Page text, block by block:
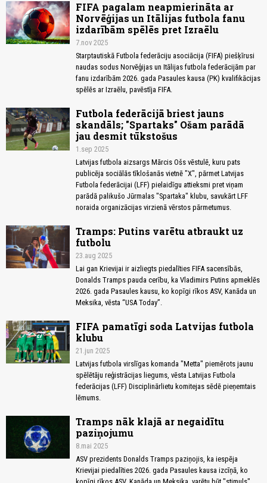
FIFA pagalam neapmierināta ar
Norvēģijas un Itālijas futbola fanu
izdarībām spēlēs pret Izraēlu
7.nov 2025
Starptautiskā Futbola federāciju asociācija (FIFA) piešķīrusi
naudas sodus Norvēģijas un Itālijas futbola federācijām par
fanu izdarībām 2026. gada Pasaules kausa (PK) kvalifikācijas
spēlēs ar Izraēlu, pavēstīja FIFA.
Futbola federācijā briest jauns
skandāls; "Spartaks" Ošam parādā
jau desmit tūkstošus
1.sep 2025
Latvijas futbola aizsargs Mārcis Ošs vēstulē, kuru pats
publicēja sociālās tīklošanās vietnē "X", pārmet Latvijas
Futbola federācijai (LFF) pielaidīgu attieksmi pret viņam
parādā palikušo Jūrmalas "Spartaka" klubu, savukārt LFF
noraida organizācijas virzienā vērstos pārmetumus.
Tramps: Putins varētu atbraukt uz
futbolu
23.aug 2025
Lai gan Krievijai ir aizliegts piedalīties FIFA sacensībās,
Donalds Tramps pauda cerību, ka Vladimirs Putins apmeklēs
2026. gada Pasaules kausu, ko kopīgi rīkos ASV, Kanāda un
Meksika, vēsta “USA Today”.
FIFA pamatīgi soda Latvijas futbola
klubu
21.jun 2025
Latvijas futbola virslīgas komanda "Metta" piemērots jaunu
spēlētāju reģistrācijas liegums, vēsta Latvijas Futbola
federācijas (LFF) Disciplinārlietu komitejas sēdē pieņemtais
lēmums.
Tramps nāk klajā ar negaidītu
paziņojumu
8.mai 2025
ASV prezidents Donalds Tramps paziņojis, ka iespēja
Krievijai piedalīties 2026. gada Pasaules kausa izcīņā, ko